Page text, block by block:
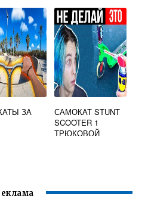
ЗА
САМОКАТ STUNT
SCOOTER 1
ТРЮКОВОЙ